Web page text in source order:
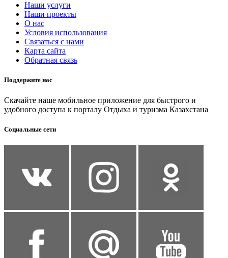
Наши услуги
Наши проекты
О нас
Условия использования
Связаться с нами
Карта сайта
Обратная связь
Поддержите нас
Скачайте наше мобильное приложение для быстрого и
удобного доступа к порталу Отдыха и туризма Казахстана
Социальные сети